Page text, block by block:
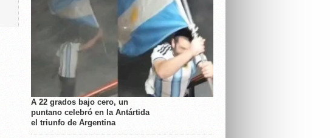
A 22 grados bajo cero, un
puntano celebró en la Antártida
el triunfo de Argentina